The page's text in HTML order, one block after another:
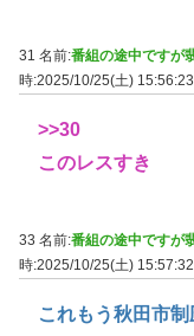
31 名前:番組の途中ですが
時:2025/10/25(土)
>>30
このレスすき
33 名前:番組の途中ですが
時:2025/10/25(土)
これもう秋田市